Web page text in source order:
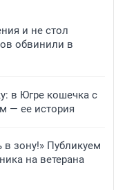
и не стол
обвинили в
в Югре кошечка с
— ее история
в зону!» Публикуем
на ветерана